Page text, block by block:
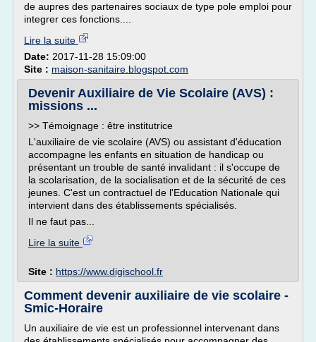
de aupres des partenaires sociaux de type pole emploi pour
integrer ces fonctions....
Lire la suite
Date: 2017-11-28 15:09:00
Site : maison-sanitaire.blogspot.com
Devenir Auxiliaire de Vie Scolaire (AVS) :
missions ...
>> Témoignage : être institutrice
L'auxiliaire de vie scolaire (AVS) ou assistant d'éducation
accompagne les enfants en situation de handicap ou
présentant un trouble de santé invalidant : il s'occupe de
la scolarisation, de la socialisation et de la sécurité de ces
jeunes. C'est un contractuel de l'Education Nationale qui
intervient dans des établissements spécialisés.
Il ne faut pas...
Lire la suite
Site : https://www.digischool.fr
Comment devenir auxiliaire de vie scolaire -
Smic-Horaire
Un auxiliaire de vie est un professionnel intervenant dans